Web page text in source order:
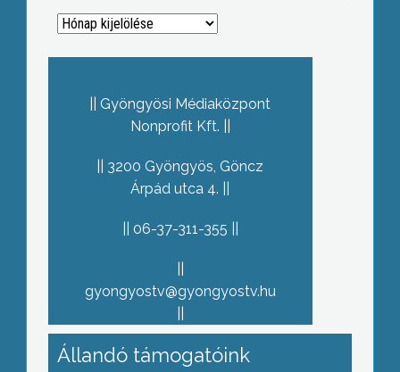
Archívum
Gyöngyösi Médiaközpont
Nonprofit Kft.
3200 Gyöngyös, Göncz
Árpád utca 4.
06-37-311-355
gyongyostv@gyongyostv.hu
Állandó támogatóink